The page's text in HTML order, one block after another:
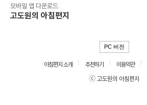
모바일 앱 다운로드
고도원의 아침편지
PC 버전
아침편지 소개 추천하기 이용약관
ⓒ 고도원의 아침편지